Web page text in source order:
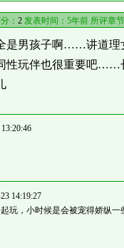
： 2 发表时间：5年前 所评章
是男孩子啊……讲道理
玩伴也很重要吧……
14:19:27
玩，小时候是会被宠得娇纵